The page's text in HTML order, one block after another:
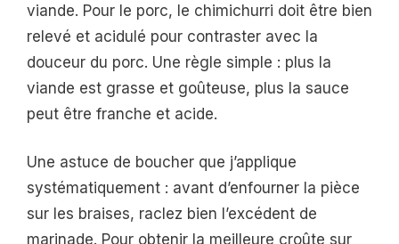
viande. Pour le porc, le chimichurri doit être bien
relevé et acidulé pour contraster avec la
douceur du porc. Une règle simple : plus la
viande est grasse et goûteuse, plus la sauce
peut être franche et acide.
Une astuce de boucher que j’applique
systématiquement : avant d’enfourner la pièce
sur les braises, raclez bien l’excédent de
marinade. Pour obtenir la meilleure croûte sur